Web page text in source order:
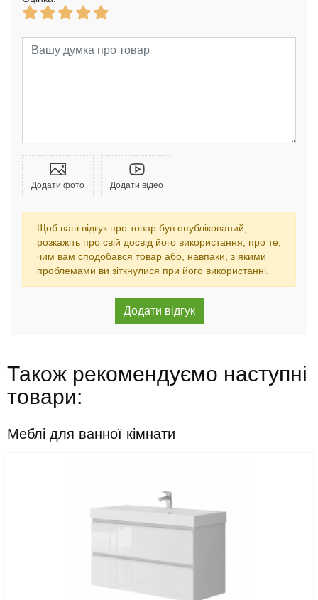
Додати фото Додати відео
Щоб ваш відгук про товар був опублікований,
розкажіть про свій досвід його використання, про те,
чим вам сподобався товар або, навпаки, з якими
проблемами ви зіткнулися при його використанні.
Також рекомендуємо наступні
товари:
Меблі для ванної кімнати